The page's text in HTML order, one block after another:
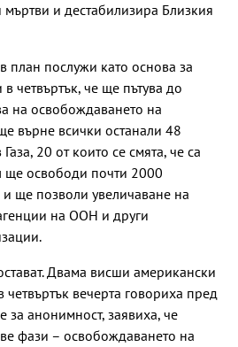
мъртви и дестабилизира Близкия
план послужи като основа за
четвъртък, че ще пътува до
на освобождаването на
върне всички останали 48
20 от които се смята, че са
ще освободи почти 2000
ще позволи увеличаване на
на ООН и други
Двама висши американски
четвъртък вечерта говориха пред
за анонимност, заявиха, че
фази – освобождаването на